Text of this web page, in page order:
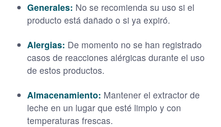
Generales: No se recomienda su uso si el
producto está dañado o si ya expiró.
Alergias: De momento no se han registrado
casos de reacciones alérgicas durante el uso
de estos productos.
Almacenamiento: Mantener el extractor de
leche en un lugar que esté limpio y con
temperaturas frescas.